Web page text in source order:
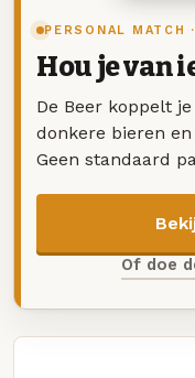
PERSONAL MATCH
Hou je van
De Beer koppelt
donkere bieren
Geen standaard
Of doe